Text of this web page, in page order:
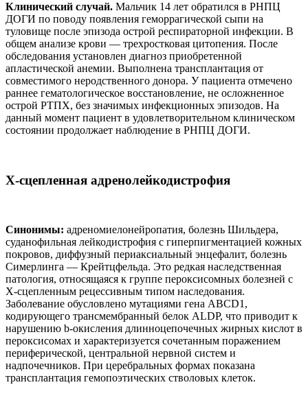
Клинический случай. Мальчик 14 лет обратился в РНПЦ
ДОГИ по поводу появления геморрагической сыпи на
туловище после эпизода острой респираторной инфекции. В
общем анализе крови — трехростковая цитопения. После
обследования установлен диагноз приобретенной
апластической анемии. Выполнена трансплантация от
совместимого неродственного донора. У пациента отмечено
раннее гематологическое восстановление, не осложненное
острой РТПХ, без значимых инфекционных эпизодов. На
данный момент пациент в удовлетворительном клиническом
состоянии продолжает наблюдение в РНПЦ ДОГИ.
Х-сцепленная адренолейкодистрофия
Синонимы: адреномиелонейропатия, болезнь Шильдера,
суданофильная лейкодистрофия с гиперпигментацией кожных
покровов, диффузный периаксиальный энцефалит, болезнь
Симерлинга — Крейтцфельда. Это редкая наследственная
патология, относящаяся к группе пероксисомных болезней с
Х-сцепленным рецессивным типом наследования.
Заболевание обусловлено мутациями гена АВСD1,
кодирующего трансмембранный белок ALDP, что приводит к
нарушению b-окисления длинноцепочечных жирных кислот в
пероксисомах и характеризуется сочетанным поражением
периферической, центральной нервной систем и
надпочечников. При церебральных формах показана
трансплантация гемопоэтических стволовых клеток.